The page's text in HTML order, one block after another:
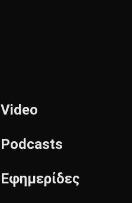
Video
Podcasts
Εφημερίδες